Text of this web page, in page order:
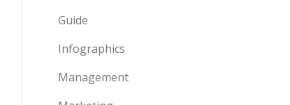
Guide
Infographics
Management